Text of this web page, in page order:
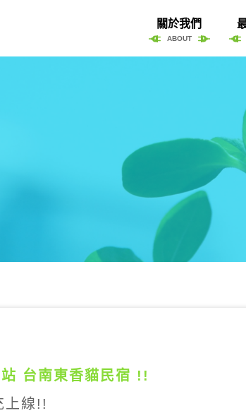
關於我們
ABOUT
台南東香貓民宿 !!
上線!!